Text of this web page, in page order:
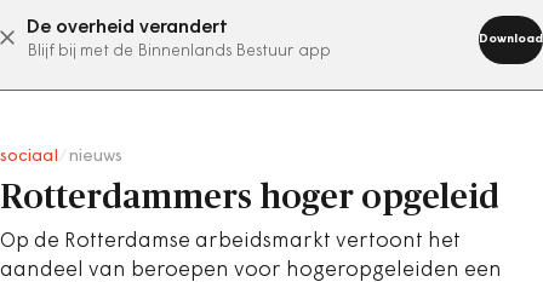
De overheid verandert
Blijf bij met de Binnenlands Bestuur app
Download
abonneer nu
sociaal nieuws
Rotterdammers hoger opgeleid
Op de Rotterdamse arbeidsmarkt vertoont het
aandeel van beroepen voor hogeropgeleiden een